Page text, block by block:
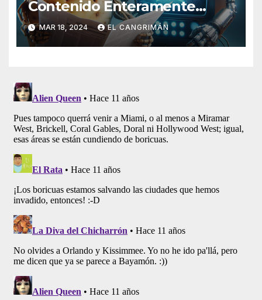
Contenido Enteramente
Generado Por Inteligencia
Artificial
MAR 18, 2024 EL CANGRIMÁN